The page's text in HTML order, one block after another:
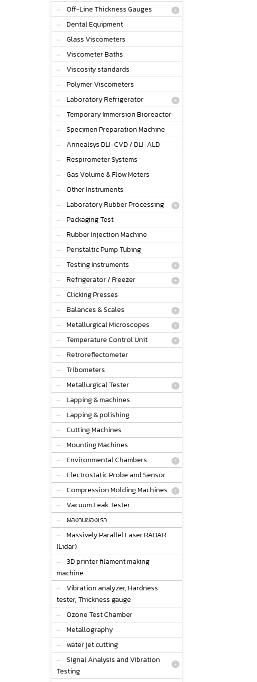
Off-Line Thickness Gauges
Dental Equipment
Glass Viscometers
Viscometer Baths
Viscosity standards
Polymer Viscometers
Laboratory Refrigerator
Temporary Immersion Bioreactor
Specimen Preparation Machine
Annealsys DLI-CVD / DLI-ALD
Respirometer Systems
Gas Volume & Flow Meters
Other Instruments
Laboratory Rubber Processing
Packaging Test
Rubber Injection Machine
Peristaltic Pump Tubing
Testing Instruments
Refrigerator / Freezer
Clicking Presses
Balances & Scales
Metallurgical Microscopes
Temperature Control Unit
Retroreflectometer
Tribometers
Metallurgical Tester
Lapping & machines
Lapping & polishing
Cutting Machines
Mounting Machines
Environmental Chambers
Electrostatic Probe and Sensor
Compression Molding Machines
Vacuum Leak Tester
ผลงานของเรา
Massively Parallel Laser RADAR
(Lidar)
3D printer filament making
machine
Vibration analyzer, Hardness
tester, Thickness gauge
Ozone Test Chamber
Metallography
water jet cutting
Signal Analysis and Vibration
Testing